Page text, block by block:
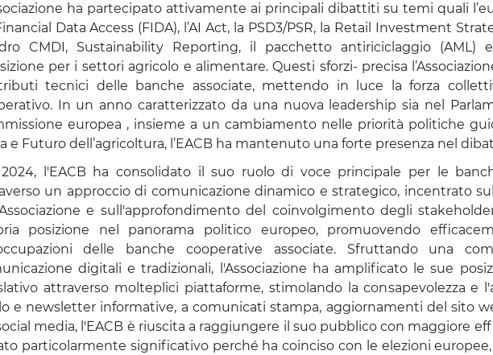
ha partecipato attivamente ai principali dibattiti su temi quali
Data Access (FIDA), l’AI Act, la PSD3/PSR, la Retail Investment
CMDI, Sustainability Reporting, il pacchetto antiriciclaggio (AML)
per i settori agricolo e alimentare. Questi sforzi- precisa
tecnici delle banche associate, mettendo in luce la forza
In un anno caratterizzato da una nuova leadership sia nel
europea , insieme a un cambiamento nelle priorità politiche
e Futuro dell’agricoltura, l’EACB ha mantenuto una forte presenza nel
l'EACB ha consolidato il suo ruolo di voce principale per le
un approccio di comunicazione dinamico e strategico, incentrato
e sull'approfondimento del coinvolgimento degli
posizione nel panorama politico europeo, promuovendo
delle banche cooperative associate. Sfruttando una
digitali e tradizionali, l'Associazione ha amplificato le sue
attraverso molteplici piattaforme, stimolando la consapevolezza e
e newsletter informative, a comunicati stampa, aggiornamenti del sito
media, l'EACB è riuscita a raggiungere il suo pubblico con maggiore
particolarmente significativo perché ha coinciso con le elezioni